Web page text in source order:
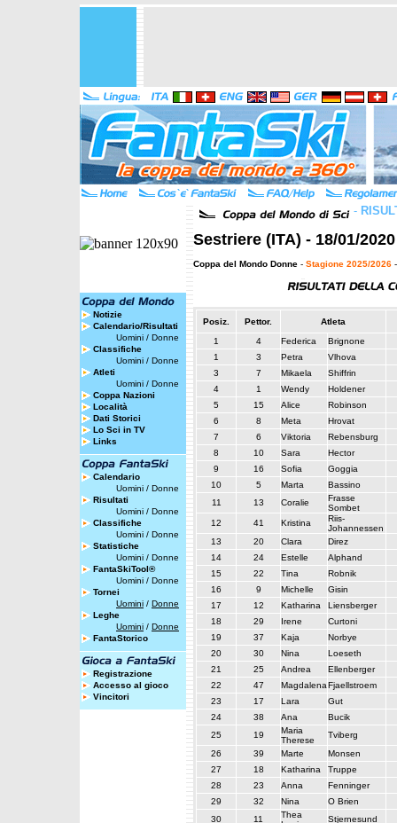
Notizie
Calendario/Risultati
Uomini / Donne
Classifiche
Uomini / Donne
Atleti
Uomini / Donne
Coppa Nazioni
Località
Dati Storici
Lo Sci in TV
Links
Calendario
Uomini / Donne
Risultati
Uomini / Donne
Classifiche
Uomini / Donne
Statistiche
Uomini / Donne
FantaSkiTool®
Uomini / Donne
Tornei
Uomini / Donne
Leghe
Uomini / Donne
FantaStorico
Registrazione
Accesso al gioco
Vincitori
-
Sestriere (ITA) - 18/01/
Coppa del Mondo Donne - Stagione 2025/2026
Posiz. Pettor.
Atleta
1
4 Federica
Brignone
1
3 Petra
Vlhova
3
7 Mikaela
Shiffrin
4
1 Wendy
Holdener
5
15 Alice
Robinson
6
8 Meta
Hrovat
7
6 Viktoria
Rebensburg
8
10 Sara
Hector
9
16 Sofia
Goggia
10
5 Marta
Bassino
11
13 Coralie
Frasse
Sombet
12
41 Kristina
Riis-
Johannessen
13
20 Clara
Direz
14
24 Estelle
Alphand
15
22 Tina
Robnik
16
9 Michelle
Gisin
17
12 Katharina
Liensberger
18
29 Irene
Curtoni
19
37 Kaja
Norbye
20
30 Nina
Loeseth
21
25 Andrea
Ellenberger
22
47 MagdalenaFjaellstroem
23
17 Lara
Gut
24
38 Ana
Bucik
25
19
Maria
Therese
Tviberg
26
39 Marte
Monsen
27
18 Katharina
Truppe
28
23 Anna
Fenninger
29
32 Nina
O Brien
30
11
Thea
Stjernesund